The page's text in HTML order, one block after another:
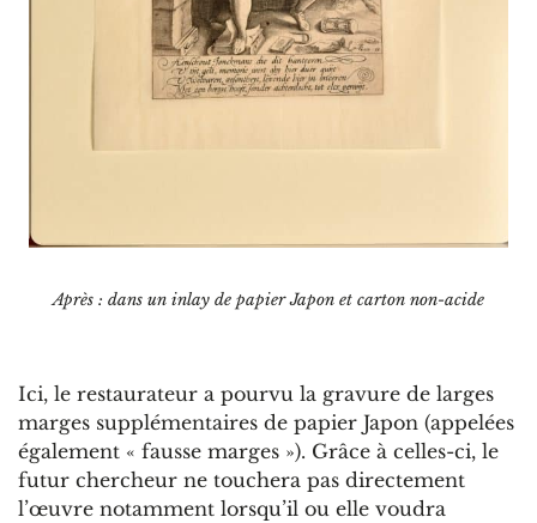
Après : dans un inlay de papier Japon et carton non-acide
Ici, le restaurateur a pourvu la gravure de larges
marges supplémentaires de papier Japon (appelées
également « fausse marges »). Grâce à celles-ci, le
futur chercheur ne touchera pas directement
l’œuvre notamment lorsqu’il ou elle voudra